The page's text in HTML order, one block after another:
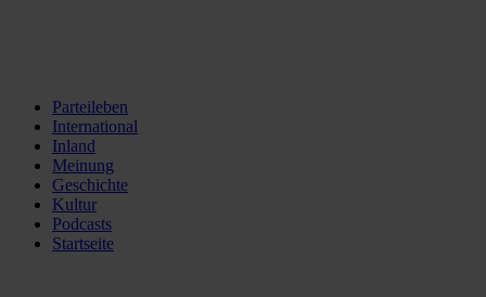
Parteileben
International
Inland
Meinung
Geschichte
Kultur
Podcasts
Startseite